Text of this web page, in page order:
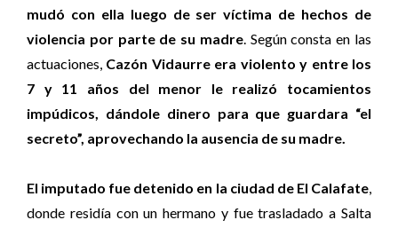
mudó con ella luego de ser víctima de hechos de
violencia por parte de su madre. Según consta en las
actuaciones, Cazón Vidaurre era violento y entre los
7 y 11 años del menor le realizó tocamientos
impúdicos, dándole dinero para que guardara “el
secreto”, aprovechando la ausencia de su madre.
El imputado fue detenido en la ciudad de El Calafate,
donde residía con un hermano y fue trasladado a Salta